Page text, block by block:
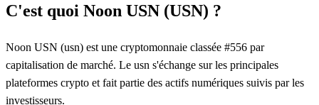
C'est quoi Noon USN (USN) ?
Noon USN (usn) est une cryptomonnaie classée #556 par
capitalisation de marché. Le usn s'échange sur les principales
plateformes crypto et fait partie des actifs numériques suivis par les
investisseurs.